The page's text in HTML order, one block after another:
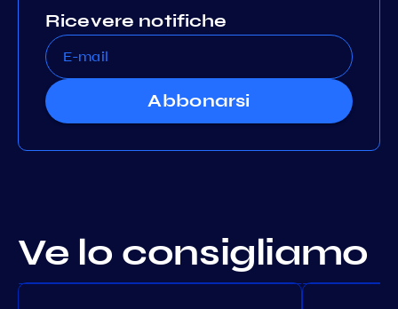
Ricevere notifiche
Abbonarsi
Ve lo consigliamo